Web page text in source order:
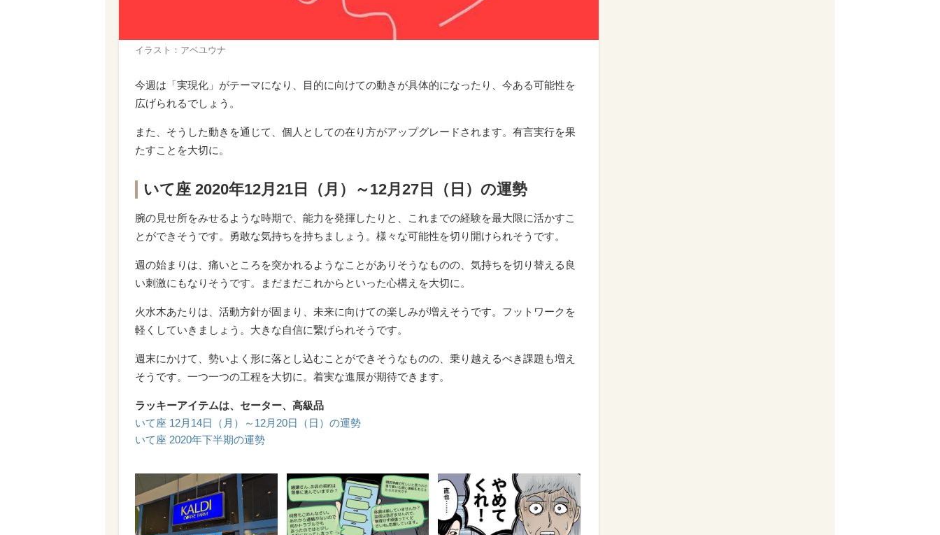
イラスト：アベユウナ
今週は「実現化」がテーマになり、目的に向けての動きが具体的になったり、今ある可能性を
広げられるでしょう。
また、そうした動きを通じて、個人としての在り方がアップグレードされます。有言実行を果
たすことを大切に。
いて座 2020年12月21日（月）～12月27日（日）の運勢
腕の見せ所をみせるような時期で、能力を発揮したりと、これまでの経験を最大限に活かすこ
とができそうです。勇敢な気持ちを持ちましょう。様々な可能性を切り開けられそうです。
週の始まりは、痛いところを突かれるようなことがありそうなものの、気持ちを切り替える良
い刺激にもなりそうです。まだまだこれからといった心構えを大切に。
火水木あたりは、活動方針が固まり、未来に向けての楽しみが増えそうです。フットワークを
軽くしていきましょう。大きな自信に繋げられそうです。
週末にかけて、勢いよく形に落とし込むことができそうなものの、乗り越えるべき課題も増え
そうです。一つ一つの工程を大切に。着実な進展が期待できます。
ラッキーアイテムは、セーター、高級品
いて座 12月14日（月）～12月20日（日）の運勢
いて座 2020年下半期の運勢